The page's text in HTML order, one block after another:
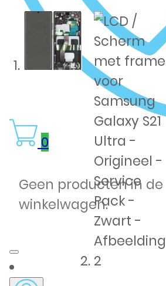
0
Geen producten in de
winkelwagen.